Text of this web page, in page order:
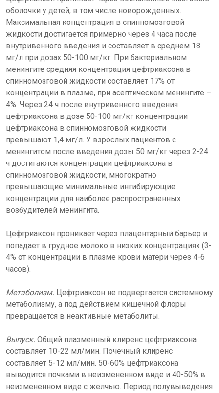
оболочки у детей, в том числе новорожденных.
Максимальная концентрация в спинномозговой
жидкости достигается примерно через 4 часа после
внутривенного введения и составляет в среднем 18
мг/л при дозах 50-100 мг/кг. При бактериальном
менингите средняя концентрация цефтриаксона в
спинномозговой жидкости составляет 17% от
концентрации в плазме, при асептическом менингите –
4%. Через 24 ч после внутривенного введения
цефтриаксона в дозе 50-100 мг/кг концентрации
цефтриаксона в спинномозговой жидкости
превышают 1,4 мг/л. У взрослых пациентов с
менингитом после введения дозы 50 мг/кг через 2-24
ч достигаются концентрации цефтриаксона в
спинномозговой жидкости, многократно
превышающие минимальные ингибирующие
концентрации для наиболее распространенных
возбудителей менингита.
Цефтриаксон проникает через плацентарный барьер и
попадает в грудное молоко в низких концентрациях (3-
4% от концентрации в плазме крови матери через 4-6
часов).
Метаболизм. Цефтриаксон не подвергается системному
метаболизму, а под действием кишечной флоры
превращается в неактивные метаболиты.
Выпуск. Общий плазменный клиренс цефтриаксона
составляет 10-22 мл/мин. Почечный клиренс
составляет 5-12 мл/мин. 50-60% цефтриаксона
выводится почками в неизмененном виде и 40-50% в
неизмененном виде с желчью. Период полувыведения